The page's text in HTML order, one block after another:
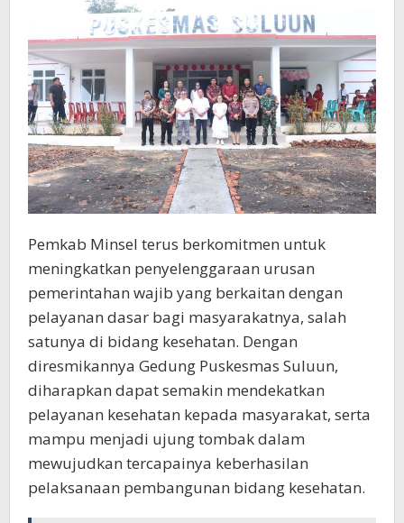
Pemkab Minsel terus berkomitmen untuk
meningkatkan penyelenggaraan urusan
pemerintahan wajib yang berkaitan dengan
pelayanan dasar bagi masyarakatnya, salah
satunya di bidang kesehatan. Dengan
diresmikannya Gedung Puskesmas Suluun,
diharapkan dapat semakin mendekatkan
pelayanan kesehatan kepada masyarakat, serta
mampu menjadi ujung tombak dalam
mewujudkan tercapainya keberhasilan
pelaksanaan pembangunan bidang kesehatan.